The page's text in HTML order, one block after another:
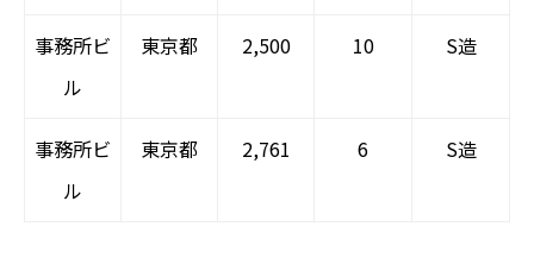
事務所ビ
ル
東京都 2,500 10 S造
事務所ビ
ル
東京都 2,761 6 S造